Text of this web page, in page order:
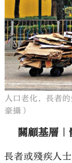
人口老化，長者
豪攝）
關顧基層
長者或殘疾人